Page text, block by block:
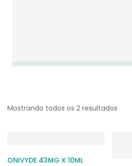
Mostrando todos os 2 resultados
ONIVYDE 43MG X 10ML